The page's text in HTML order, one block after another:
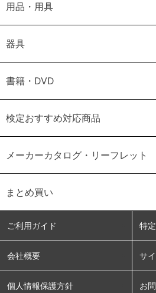
用品・用具
器具
書籍・DVD
検定おすすめ対応商品
メーカーカタログ・リーフレット
まとめ買い
ご利用ガイド 特
会社概要 サ
個人情報保護方針 お